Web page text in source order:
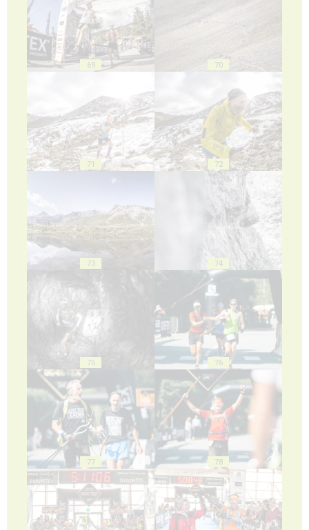
69 70
71 72
73 74
75 76
77 78